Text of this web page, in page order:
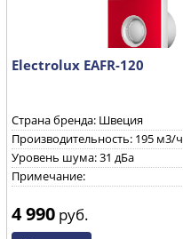
Electrolux EAFR-120
Страна бренда: Швеция
Производительность: 195 м3/ч
Уровень шума: 31 дБа
Примечание:
4 990 руб.